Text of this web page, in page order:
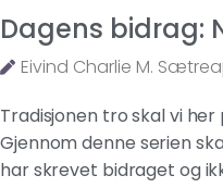
Dagens bidrag:
Eivind Charlie M. Sætre
Tradisjonen tro skal vi
Gjennom denne serien
har skrevet bidraget og